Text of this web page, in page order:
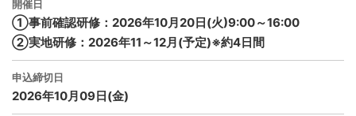
開催日
①事前確認研修：2026年10月20日(火)9:00～16:00
②実地研修：2026年11～12月(予定)※約4日間
申込締切日
2026年10月09日(金)